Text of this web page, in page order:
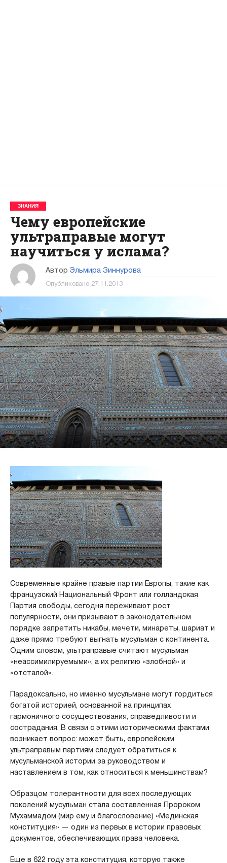
ЗНАНИЯ
Чему европейские
ультраправые могут
научиться у ислама?
Автор Эльмира Зиннурова
Опубликовано 27.11.2013
Современные крайне правые партии Европы, такие как
французский Национальный Фронт или голландская
Партия свободы, сегодня переживают рост
популярности, они призывают в законодательном
порядке запретить никабы, мечети, минареты, шариат и
даже прямо требуют выгнать мусульман с континента.
Одним словом, ультраправые считают мусульман
«неассимилируемыми», а их религию «злобной» и
«отсталой».
Парадоксально, но именно мусульмане могут гордиться
богатой историей, основанной на принципах
гармоничного сосуществования, справедливости и
сострадания. В связи с этими историческими фактами
возникает вопрос: может быть, европейским
ультраправым партиям следует обратиться к
мусульманской истории за руководством и
наставлением в том, как относиться к меньшинствам?
Образцом толерантности для всех последующих
поколений мусульман стала составленная Пророком
Мухаммадом (мир ему и благословение) «Мединская
конституция» — один из первых в истории правовых
документов, обеспечивающих права человека.
Еще в 622 году эта конституция, которую также